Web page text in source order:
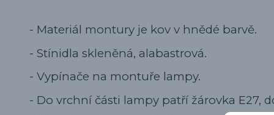
- Materiál montury je kov v hnědé barvě.
- Stínidla skleněná, alabastrová.
- Vypínače na montuře lampy.
- Do vrchní části lampy patří žárovka E27,